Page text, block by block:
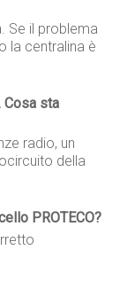
Se il problema
la centralina è
Cosa sta
radio, un
della
PROTECO?